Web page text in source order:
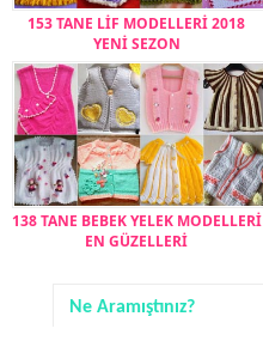
153 TANE LİF MODELLERİ 2018
YENİ SEZON
138 TANE BEBEK YELEK MODELLERİ
EN GÜZELLERİ